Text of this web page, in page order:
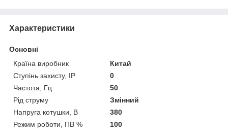
Характеристики
Основні
Країна виробник
Китай
Ступінь захисту, IP
0
Частота, Гц
50
Рід струму
Змінний
Напруга котушки, В
380
Режим роботи, ПВ %
100